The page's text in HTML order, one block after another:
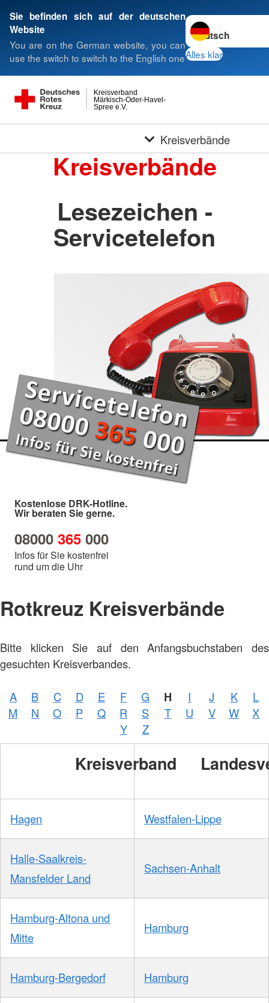
Sie befinden sich auf der deutschen
Website
You are on the German website, you can
use the switch to switch to the English one
Sprache wechseln
Alles klar
Spree e.V.
Märkisch-Oder-Havel-
Kreisverband
Kreisverbände
Kreisverbände
Lesezeichen -
Servicetelefon
Kostenlose DRK-Hotline.
Wir beraten Sie gerne.
08000 365 000
Infos für Sie kostenfrei
rund um die Uhr
Rotkreuz Kreisverbände
Bitte klicken Sie auf den Anfangsbuchstaben des
gesuchten Kreisverbandes.
A B C D E F G H I J K
L
M
N O P Q R S T U V W
X
Y
Z
Kreisverband
Hagen Westfalen-Lippe
Halle-Saalkreis-
Mansfelder Land
Sachsen-Anhalt
Hamburg-Altona und
Mitte
Hamburg
Hamburg-Bergedorf Hamburg
Zelck /
Sorge/GALOPPFOTO